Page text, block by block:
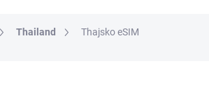
Thailand Thajsko eSIM